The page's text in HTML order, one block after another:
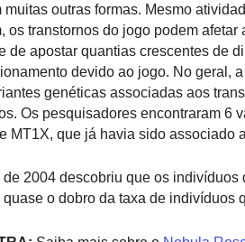
muitas outras formas. Mesmo
os transtornos do jogo podem
de apostar quantias crescentes de
devido ao jogo. No geral,
genéticas associadas aos
Os pesquisadores encontraram 6
MT1X, que já havia sido associado
de 2004 descobriu que os
o dobro da taxa de indivíduos